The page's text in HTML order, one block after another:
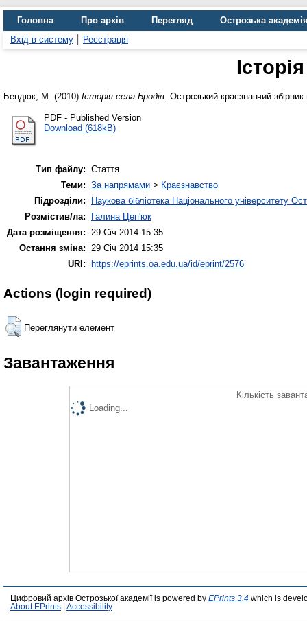
Головна Про архів Перегляд
Острозька
Вхід в систему
Реєстрація
Бендюк, М. (2010) Історія села Бродів. Острозький краєзнавчий
PDF - Published Version
Download (618kB)
Тип файлу: Стаття
Теми: За напрямами > Краєзнавство
Підрозділи:
Наукова бібліотека Національного університету
Розмістив/ла:
Галина Цеп'юк
Дата розміщення: 29 Січ 2014 15:35
Остання зміна: 29 Січ 2014 15:35
URI:
https://eprints.oa.edu.ua/id/eprint/2576
Actions (login required)
Переглянути елемент
Завантаження
Кількість
Loading...
Цифровий архів Острозької академії is powered by EPrints 3.4 which is
About EPrints
Accessibility